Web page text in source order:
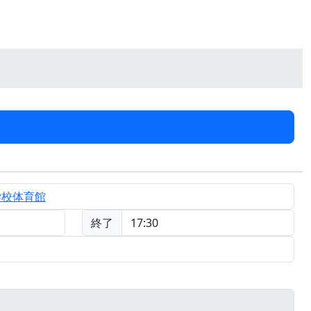
体育館
終了
17:30